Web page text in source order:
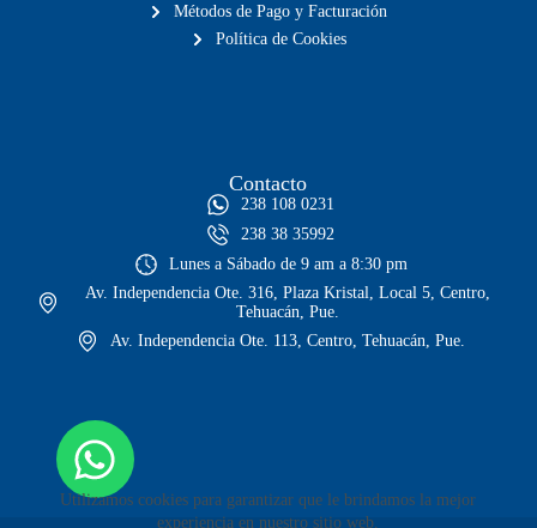
Utilizamos cookies para garantizar que le brindamos la mejor
experiencia en nuestro sitio web.
Métodos de Pago y Facturación
Política de Cookies
Contacto
238 108 0231
238 38 35992
Lunes a Sábado de 9 am a 8:30 pm
Av. Independencia Ote. 316, Plaza Kristal, Local 5, Centro,
Tehuacán, Pue.
Av. Independencia Ote. 113, Centro, Tehuacán, Pue.